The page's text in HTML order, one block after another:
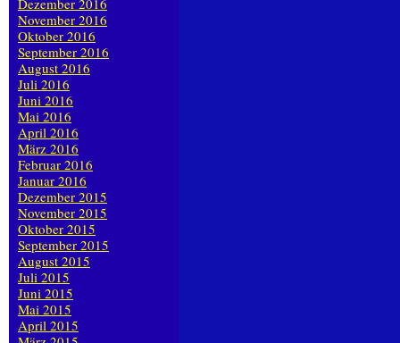
Dezember 2016
November 2016
Oktober 2016
September 2016
August 2016
Juli 2016
Juni 2016
Mai 2016
April 2016
März 2016
Februar 2016
Januar 2016
Dezember 2015
November 2015
Oktober 2015
September 2015
August 2015
Juli 2015
Juni 2015
Mai 2015
April 2015